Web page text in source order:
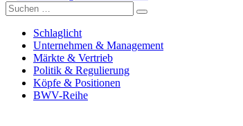
Versicherungswirtschaft-heute
Suche
nach:
Schlaglicht
Unternehmen & Management
Märkte & Vertrieb
Politik & Regulierung
Köpfe & Positionen
BWV-Reihe